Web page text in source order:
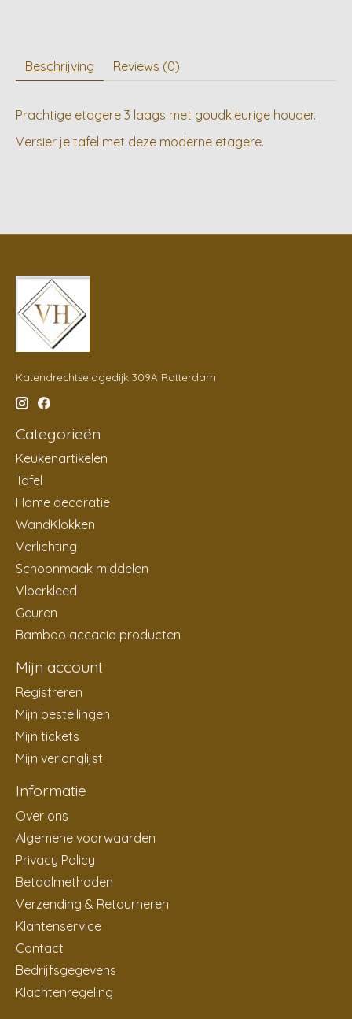
Beschrijving Reviews (0)
Prachtige etagere 3 laags met goudkleurige houder.
Versier je tafel met deze moderne etagere.
Katendrechtselagedijk 309A Rotterdam
Categorieën
Keukenartikelen
Tafel
Home decoratie
WandKlokken
Verlichting
Schoonmaak middelen
Vloerkleed
Geuren
Bamboo accacia producten
Mijn account
Registreren
Mijn bestellingen
Mijn tickets
Mijn verlanglijst
Informatie
Over ons
Algemene voorwaarden
Privacy Policy
Betaalmethoden
Verzending & Retourneren
Klantenservice
Contact
Bedrijfsgegevens
Klachtenregeling